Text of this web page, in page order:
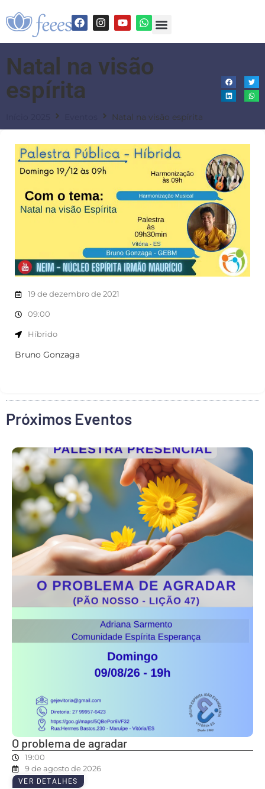
Natal na visão
espírita
Natal na visão espírita
19 de dezembro de 2021
09:00
Híbrido
Bruno Gonzaga
Próximos Eventos
O problema de agradar
19:00
9 de agosto de 2026
VER DETALHES